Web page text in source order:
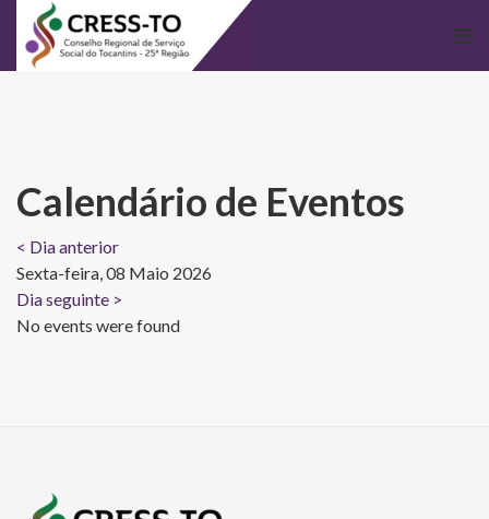
Calendário de Eventos
< Dia anterior
Sexta-feira, 08 Maio 2026
Dia seguinte >
No events were found